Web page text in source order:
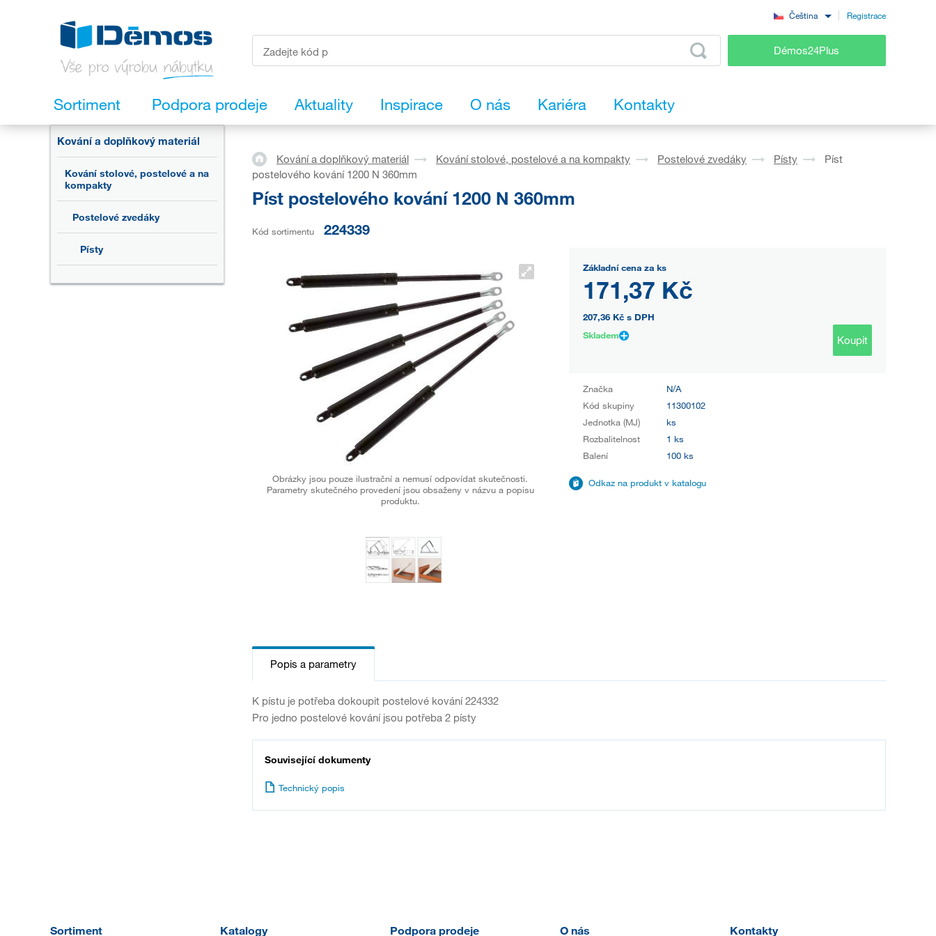
Čeština Registrace
Démos24Plus
Sortiment Podpora prodeje Aktuality Inspirace O nás Kariéra Kontakty
Kování a doplňkový materiál
Kování stolové, postelové a na
kompakty
Postelové zvedáky
Písty
Kování a doplňkový materiál Kování stolové, postelové a na kompakty Postelové zvedáky Písty
Píst
postelového kování 1200 N 360mm
Píst postelového kování 1200 N 360mm
Kód sortimentu 224339
Obrázky jsou pouze ilustrační a nemusí odpovídat skutečnosti.
Parametry skutečného provedení jsou obsaženy v názvu a popisu
produktu.
Základní cena za ks
171,37 Kč
207,36 Kč s DPH
Skladem
Koupit
Značka
N/A
Kód skupiny
11300102
Jednotka (MJ)
ks
Rozbalitelnost
1 ks
Balení
100 ks
Odkaz na produkt v katalogu
Popis a parametry
K pístu je potřeba dokoupit postelové kování 224332
Pro jedno postelové kování jsou potřeba 2 písty
Související dokumenty
Technický popis
Sortiment Katalogy Podpora prodeje O nás Kontakty